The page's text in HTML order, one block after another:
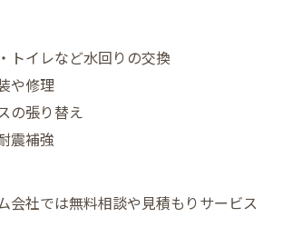
トイレなど水回りの交換
や修理
の張り替え
震補強
会社では無料相談や見積もりサービス